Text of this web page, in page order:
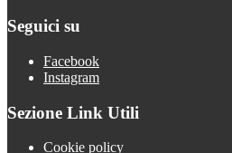
Seguici su
Facebook
Instagram
Sezione Link Utili
Cookie policy